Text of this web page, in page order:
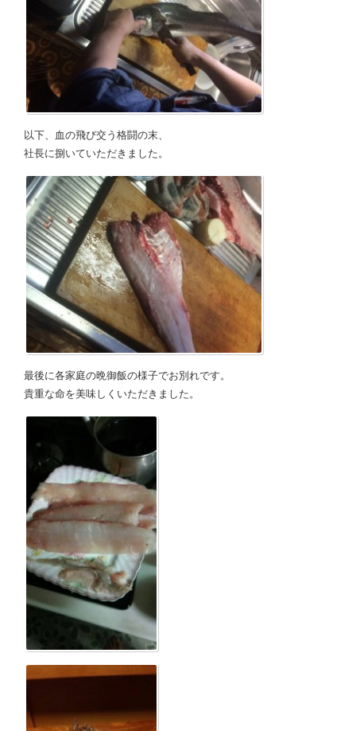
以下、血の飛び交う格闘の末、
社長に捌いていただきました。
最後に各家庭の晩御飯の様子でお別れです。
貴重な命を美味しくいただきました。